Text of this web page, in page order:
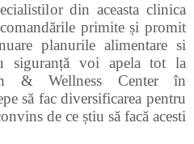
din aceasta clinica
primite și promit
planurile alimentare si
siguranță voi apela tot la
& Wellness Center în
să fac diversificarea pentru
de ce știu să facă acesti